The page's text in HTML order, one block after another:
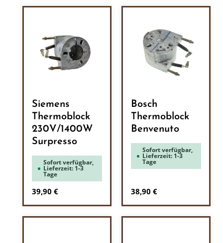
Siemens
Thermoblock
230V/1400W
Surpresso
Sofort verfügbar,
Lieferzeit: 1-3
Tage
Regulärer Preis:
39,90 €
Bosch
Thermoblock
Benvenuto
Sofort verfügbar,
Lieferzeit: 1-3
Tage
Regulärer Preis:
38,90 €